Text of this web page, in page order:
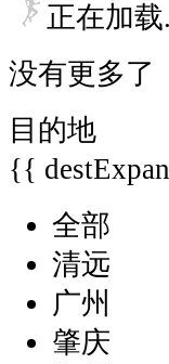
正在加载
没有更多了
目的地
{{
全部
清远
广州
肇庆